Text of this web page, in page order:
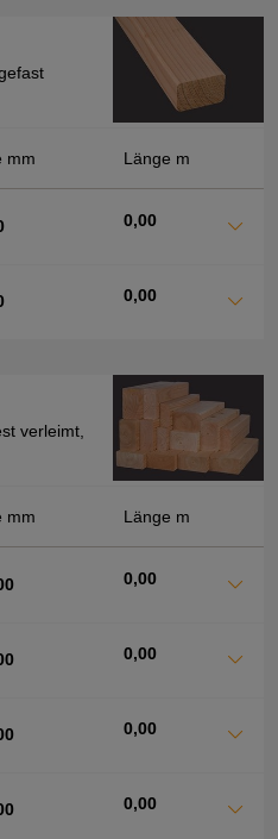
mm Länge m
0,00
0,00
verleimt,
mm Länge m
0,00
0,00
0,00
0,00